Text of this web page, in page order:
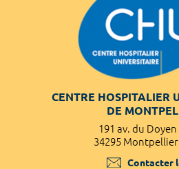
CENTRE HOSPITALIER
DE
191 av. du
34295 Montpellier
Contacter